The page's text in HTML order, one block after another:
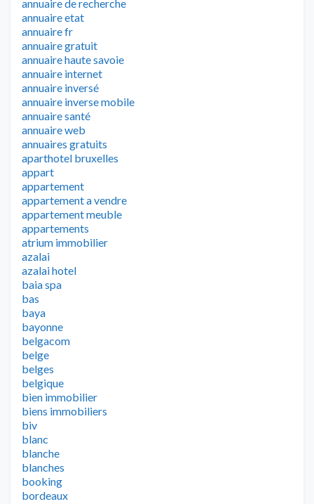
annuaire de recherche
annuaire etat
annuaire fr
annuaire gratuit
annuaire haute savoie
annuaire internet
annuaire inversé
annuaire inverse mobile
annuaire santé
annuaire web
annuaires gratuits
aparthotel bruxelles
appart
appartement
appartement a vendre
appartement meuble
appartements
atrium immobilier
azalai
azalai hotel
baia spa
bas
baya
bayonne
belgacom
belge
belges
belgique
bien immobilier
biens immobiliers
biv
blanc
blanche
blanches
booking
bordeaux